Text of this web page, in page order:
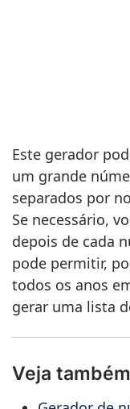
Este gerador
um grande
separados por
Se necessário,
depois de cada
pode permitir,
todos os anos
gerar uma lista
Veja